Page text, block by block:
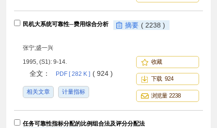
民机大系统可靠性─费用综合分析 摘要 ( 2238 )
张宁;盛一兴
1995, (S1): 9-14.
全文： PDF [ 282 K ] ( 924 )
相关文章 计量指标
收藏
下载 924
浏览量 2238
任务可靠性指标分配的比例组合法及评分分配法